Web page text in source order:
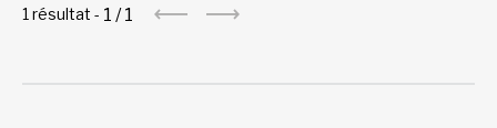
1 résultat - 1 /1